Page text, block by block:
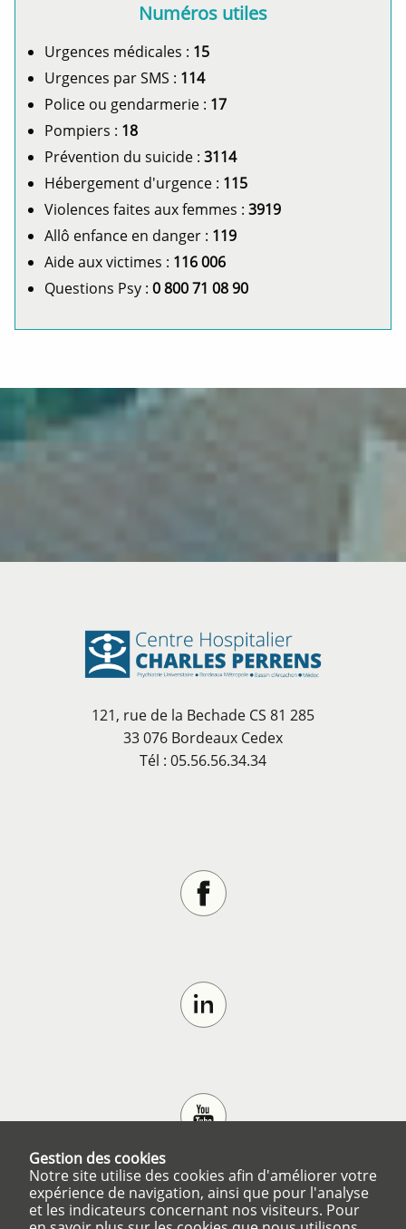
Gestion des cookies
Notre site utilise des cookies afin d'améliorer votre
expérience de navigation, ainsi que pour l'analyse
et les indicateurs concernant nos visiteurs. Pour
Numéros utiles
Urgences médicales : 15
Urgences par SMS : 114
Police ou gendarmerie : 17
Pompiers : 18
Prévention du suicide : 3114
Hébergement d'urgence : 115
Violences faites aux femmes : 3919
Allô enfance en danger : 119
Aide aux victimes : 116 006
Questions Psy : 0 800 71 08 90
121, rue de la Bechade CS 81 285
33 076 Bordeaux Cedex
Tél : 05.56.56.34.34